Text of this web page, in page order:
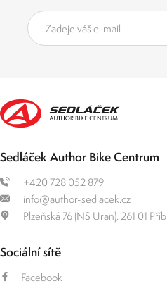
Sedláček Author Bike Centrum
+420 728 052 879
info@author-sedlacek.cz
Plzeňská 76 (NS Uran), 261 01
Sociální sítě
Facebook